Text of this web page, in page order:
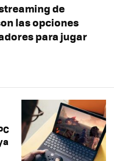
de
las opciones
para jugar